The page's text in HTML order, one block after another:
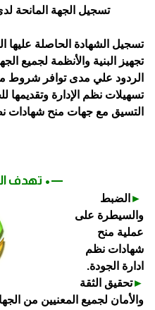
—•​ تهدف
► الضبط
والسيطرة على
عملية منح
شهادات نظم
ادارة الجودة.
►تحقيق الثقة
والأمان لجميع المعنيين من